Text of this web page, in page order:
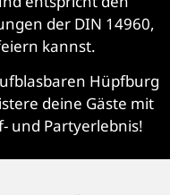
der DIN 14960,
kannst.
Hüpfburg
deine Gäste mit
und Partyerlebnis!